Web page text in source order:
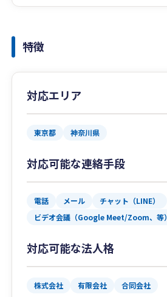
特徴
対応エリア
東京都 神奈川県
対応可能な連絡手段
電話 メール
チャット（LINE）
ビデオ会議（Google Meet/Zoom、等）
対応可能な法人格
株式会社 有限会社 合同会社